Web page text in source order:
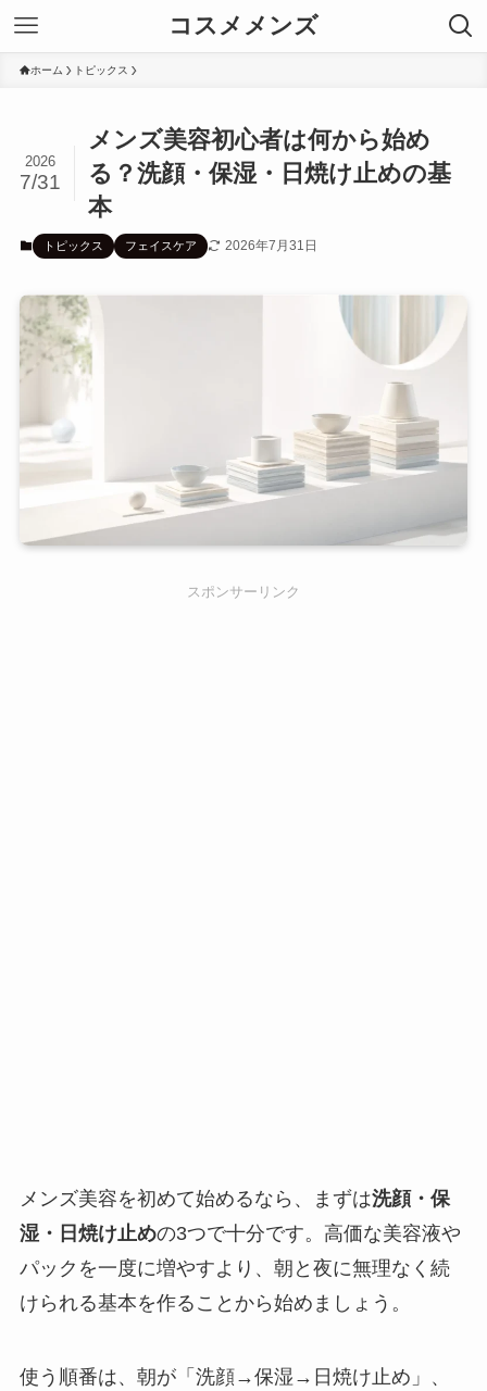
コスメメンズ
ホーム トピックス
メンズ美容初心者は何から始め
る？洗顔・保湿・日焼け止めの基
本
2026
7/31
トピックス フェイスケア 2026年7月31日
スポンサーリンク
メンズ美容を初めて始めるなら、まずは洗顔・保
湿・日焼け止めの3つで十分です。高価な美容液や
パックを一度に増やすより、朝と夜に無理なく続
けられる基本を作ることから始めましょう。
使う順番は、朝が「洗顔→保湿→日焼け止め」、